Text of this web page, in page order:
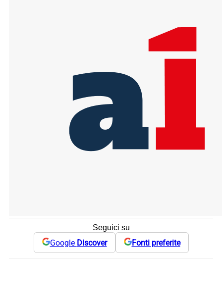
Seguici su
Google Discover Fonti preferite